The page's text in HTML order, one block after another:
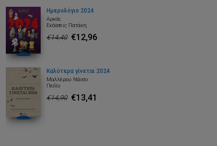
Ημερολόγιο 2024
Αρκάς
Εκδόσεις Πατάκη
€14,40 €12,96
Καλύτερα γίνεται 2024
Μαλλέρου Νάνσυ
Πεδίο
€14,90 €13,41